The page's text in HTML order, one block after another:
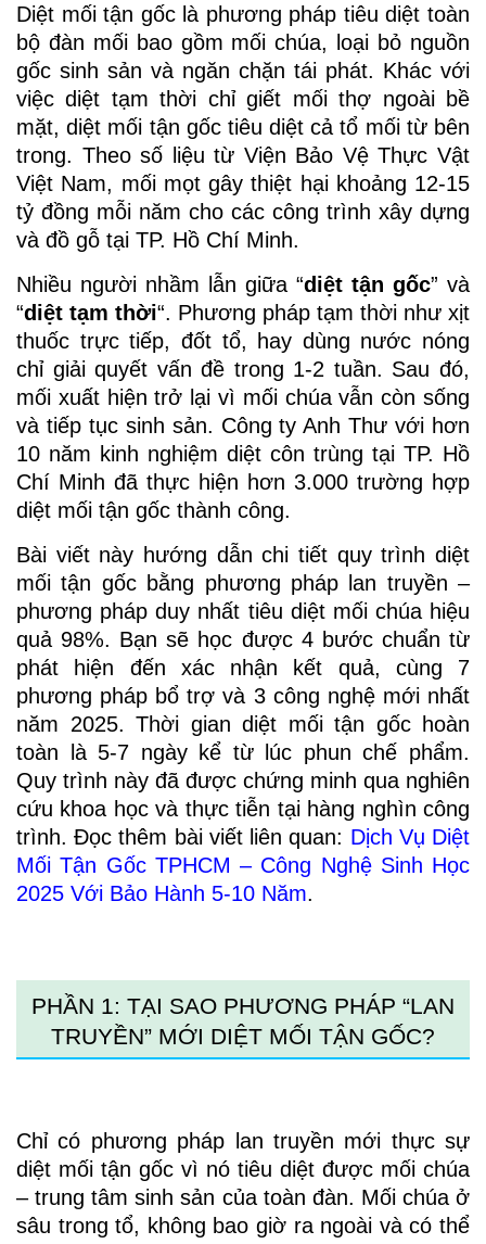
Diệt mối tận gốc là phương pháp tiêu diệt toàn
bộ đàn mối bao gồm mối chúa, loại bỏ nguồn
gốc sinh sản và ngăn chặn tái phát. Khác với
việc diệt tạm thời chỉ giết mối thợ ngoài bề
mặt, diệt mối tận gốc tiêu diệt cả tổ mối từ bên
trong. Theo số liệu từ Viện Bảo Vệ Thực Vật
Việt Nam, mối mọt gây thiệt hại khoảng 12-15
tỷ đồng mỗi năm cho các công trình xây dựng
và đồ gỗ tại TP. Hồ Chí Minh.
Nhiều người nhầm lẫn giữa “diệt tận gốc” và
“diệt tạm thời“. Phương pháp tạm thời như xịt
thuốc trực tiếp, đốt tổ, hay dùng nước nóng
chỉ giải quyết vấn đề trong 1-2 tuần. Sau đó,
mối xuất hiện trở lại vì mối chúa vẫn còn sống
và tiếp tục sinh sản. Công ty Anh Thư với hơn
10 năm kinh nghiệm diệt côn trùng tại TP. Hồ
Chí Minh đã thực hiện hơn 3.000 trường hợp
diệt mối tận gốc thành công.
Bài viết này hướng dẫn chi tiết quy trình diệt
mối tận gốc bằng phương pháp lan truyền –
phương pháp duy nhất tiêu diệt mối chúa hiệu
quả 98%. Bạn sẽ học được 4 bước chuẩn từ
phát hiện đến xác nhận kết quả, cùng 7
phương pháp bổ trợ và 3 công nghệ mới nhất
năm 2025. Thời gian diệt mối tận gốc hoàn
toàn là 5-7 ngày kể từ lúc phun chế phẩm.
Quy trình này đã được chứng minh qua nghiên
cứu khoa học và thực tiễn tại hàng nghìn công
trình. Đọc thêm bài viết liên quan: Dịch Vụ Diệt
Mối Tận Gốc TPHCM – Công Nghệ Sinh Học
2025 Với Bảo Hành 5-10 Năm.
PHẦN 1: TẠI SAO PHƯƠNG PHÁP “LAN
TRUYỀN” MỚI DIỆT MỐI TẬN GỐC?
Chỉ có phương pháp lan truyền mới thực sự
diệt mối tận gốc vì nó tiêu diệt được mối chúa
– trung tâm sinh sản của toàn đàn. Mối chúa ở
sâu trong tổ, không bao giờ ra ngoài và có thể